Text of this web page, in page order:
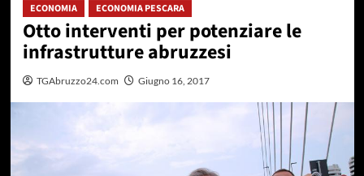
ECONOMIA ECONOMIA PESCARA
Otto interventi per potenziare le
infrastrutture abruzzesi
TGAbruzzo24.com Giugno 16, 2017